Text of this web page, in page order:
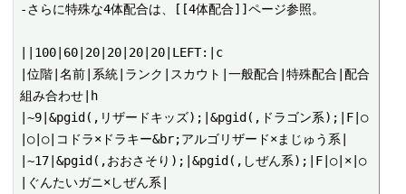
-さらに特殊な4体配合は、[[4体配合]]ページ参照。
||100|60|20|20|20|20|LEFT:|c
|位階|名前|系統|ランク|スカウト|一般配合|特殊配合|配合
組み合わせ|h
|~9|&pgid(,リザードキッズ);|&pgid(,ドラゴン系);|F|○
|○|○|コドラ×ドラキー&br;アルゴリザード×まじゅう系|
|~17|&pgid(,おおさそり);|&pgid(,しぜん系);|F|○|×|○
|ぐんたいガニ×しぜん系|